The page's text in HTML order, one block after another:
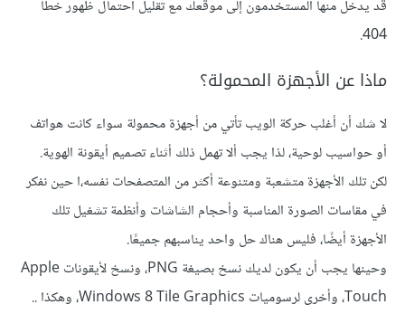
قد يدخل منها المستخدمون إلى موقعك مع تقليل احتمال ظهور خطأ
404.
ماذا عن الأجهزة المحمولة؟
لا شك أن أغلب حركة الويب تأتي من أجهزة محمولة سواء كانت هواتف
أو حواسيب لوحية، لذا يجب ألا تهمل ذلك أثناء تصميم أيقونة الهوية.
لكن تلك الأجهزة متشعبة ومتنوعة أكثر من المتصفحات نفسه،ا حين نفكر
في مقاسات الصورة المناسبة وأحجام الشاشات وأنظمة تشغيل تلك
الأجهزة أيضًا، فليس هناك حل واحد يناسبهم جميعًا.
وحينها يجب أن يكون لديك نسخ بصيغة PNG، ونسخ لأيقونات Apple
Touch، وأخرى لرسوميات Windows 8 Tile Graphics، وهكذا ..